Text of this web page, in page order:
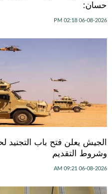
حسان:
06-08-2026 02:18 PM
الجيش يعلن فتح باب التجنيد
وشروط التقديم
06-08-2026 09:21 AM